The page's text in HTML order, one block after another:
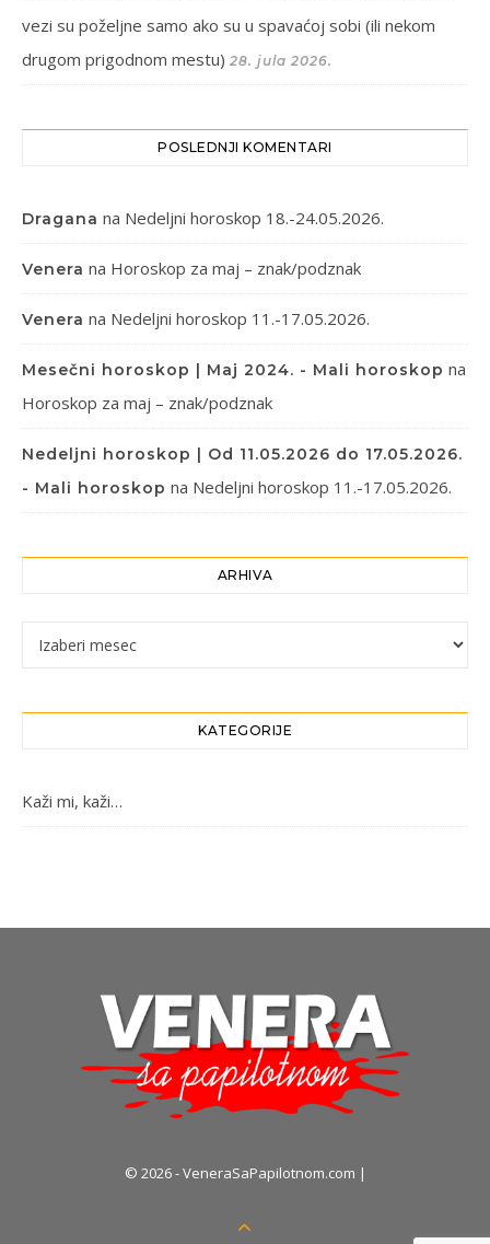
vezi su poželjne samo ako su u spavaćoj sobi (ili nekom
drugom prigodnom mestu) 28. jula 2026.
POSLEDNJI KOMENTARI
Dragana na Nedeljni horoskop 18.-24.05.2026.
Venera na Horoskop za maj – znak/podznak
Venera na Nedeljni horoskop 11.-17.05.2026.
Mesečni horoskop | Maj 2024. - Mali horoskop na
Horoskop za maj – znak/podznak
Nedeljni horoskop | Od 11.05.2026 do 17.05.2026.
- Mali horoskop na Nedeljni horoskop 11.-17.05.2026.
ARHIVA
Arhiva
KATEGORIJE
Kaži mi, kaži…
© 2026 - VeneraSaPapilotnom.com |